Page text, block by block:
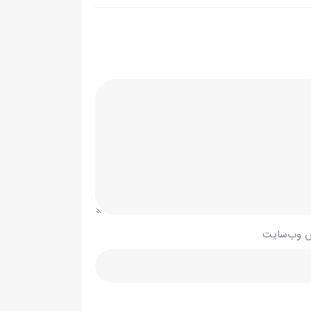
وب‌سایت